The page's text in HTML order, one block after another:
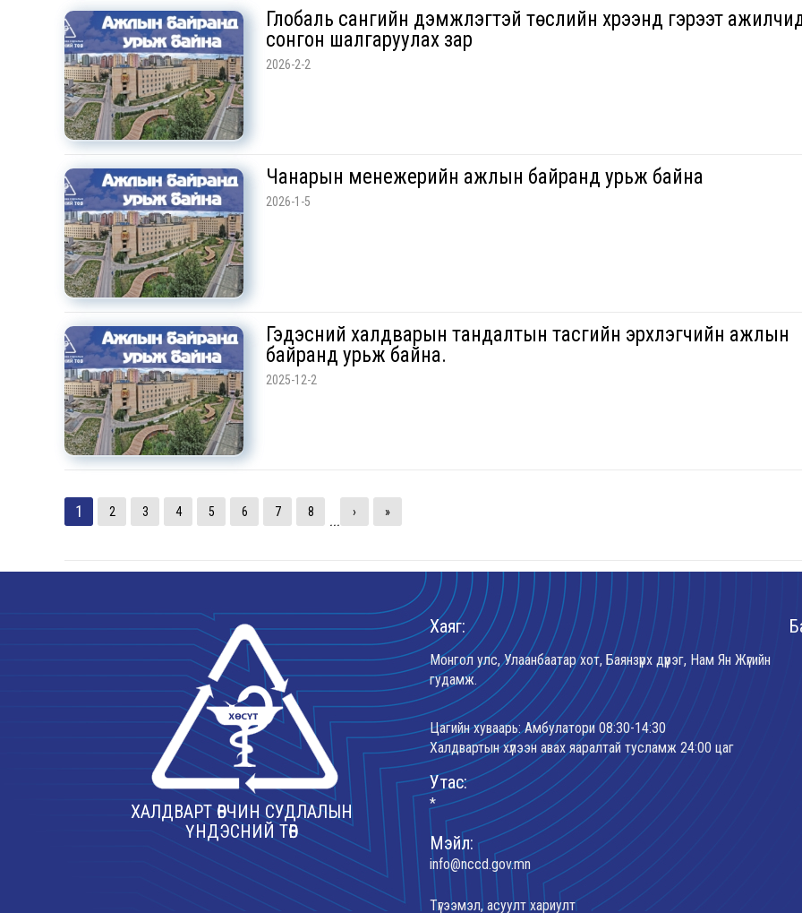
Глобаль сангийн дэмжлэгтэй төслийн хүрээнд гэрээт
сонгон шалгаруулах зар
2026-2-2
Чанарын менежерийн ажлын байранд урьж байна
2026-1-5
Гэдэсний халдварын тандалтын тасгийн эрхлэгчийн ажлын
байранд урьж байна.
2025-12-2
1 2 3 4 5 6 7 8
...
› »
ХАЛДВАРТ ӨВЧИН СУДЛАЛЫН
ҮНДЭСНИЙ ТӨВ
Хаяг:
Монгол улс, Улаанбаатар хот, Баянзүрх дүүрэг, Нам Ян Жүгийн
гудамж.
Цагийн хуваарь: Амбулатори 08:30-14:30
Халдвартын хүлээн авах яаралтай тусламж 24:00 цаг
Утас:
*
Мэйл:
info@nccd.gov.mn
Түгээмэл, асуулт хариулт